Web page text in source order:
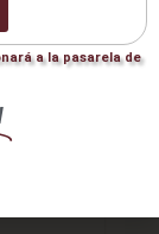
a la pasarela de